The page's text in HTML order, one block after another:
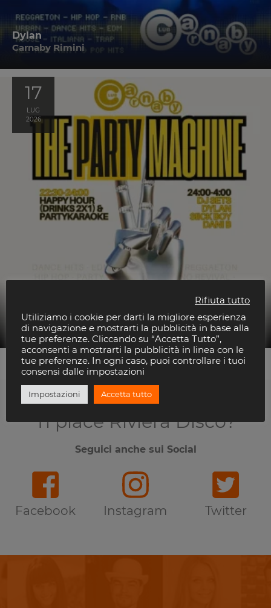
Dylan
Carnaby Rimini
17
LUG
2026
Dylan
Carnaby Rimini
Ti piace Riviera Disco?
Seguici anche sui Social
Facebook Instagram Twitter
Rifiuta tutto
Utiliziamo i cookie per darti la migliore esperienza
di navigazione e mostrarti la pubblicità in base alla
tue preferenze. Cliccando su “Accetta Tutto”,
acconsenti a mostrarti la pubblicità in linea con le
tue preferenze. In ogni caso, puoi controllare i tuoi
consensi dalle impostazioni
Impostazioni Accetta tutto